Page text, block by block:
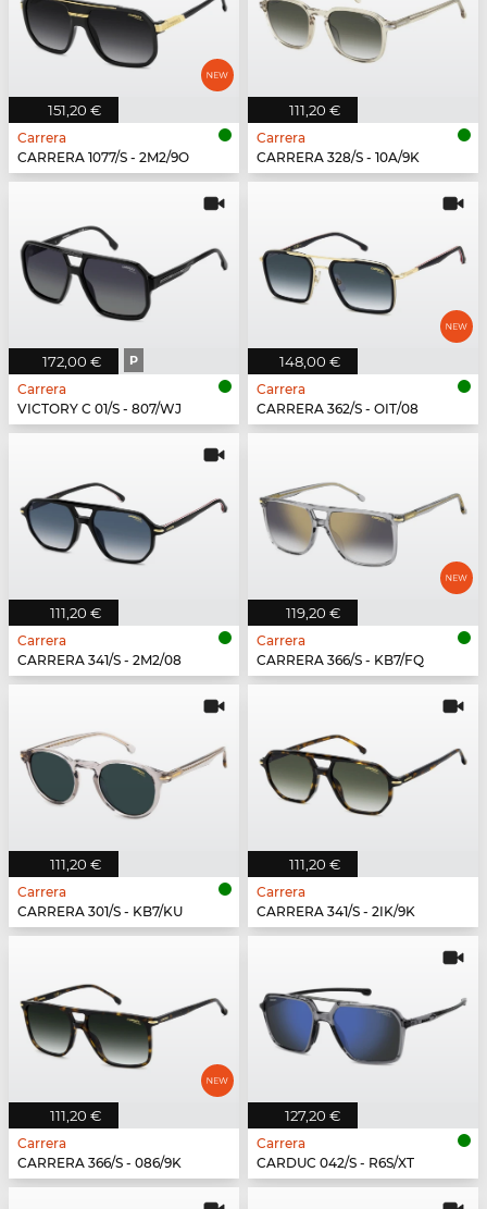
151,20 €
Carrera
CARRERA 1077/S - 2M2/9O
111,20 €
Carrera
CARRERA 328/S - 10A/9K
172,00 € P
Carrera
VICTORY C 01/S - 807/WJ
148,00 €
Carrera
CARRERA 362/S - OIT/08
111,20 €
Carrera
CARRERA 341/S - 2M2/08
119,20 €
Carrera
CARRERA 366/S - KB7/FQ
111,20 €
Carrera
CARRERA 301/S - KB7/KU
111,20 €
Carrera
CARRERA 341/S - 2IK/9K
111,20 €
Carrera
CARRERA 366/S - 086/9K
127,20 €
Carrera
CARDUC 042/S - R6S/XT